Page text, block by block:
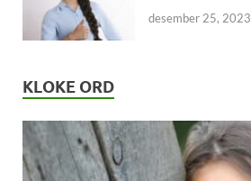
desember 25, 2023
KLOKE ORD